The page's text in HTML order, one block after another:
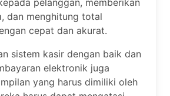
dan menghitung total
cepat dan akurat.
sistem kasir dengan baik dan
elektronik juga
yang harus dimiliki oleh